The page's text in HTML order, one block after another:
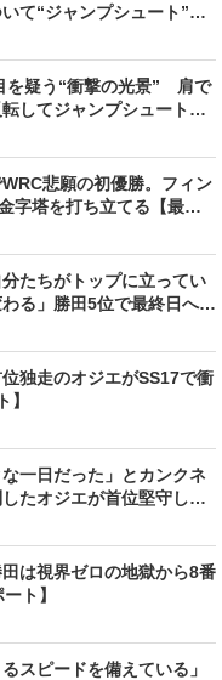
て“ジャンプシュート”炸
を疑う“衝撃の光景” 肩で
してジャンプシュート…
ャンパー炸裂
悲願の初優勝。フィン
字塔を打ち立てる【最終
たちがトップに立ってい
る」勝田5位で最終日へ／
ント集
独走のオジエがSS17で衝
一日だった」とカンクネ
たオジエが首位堅守し
リー・フィンランド デ
は視界ゼロの地獄から8番
ト】
スピードを備えている」